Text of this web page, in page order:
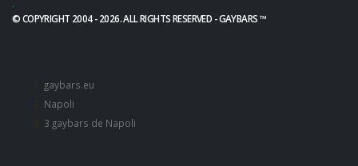
.
© COPYRIGHT 2004 - 2026. ALL RIGHTS RESERVED - GAYBARS ™
gaybars.eu
Napoli
3 gaybars de Napoli